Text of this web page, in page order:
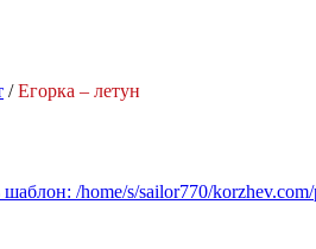
/Егорка – летун
/home/s/sailor770/